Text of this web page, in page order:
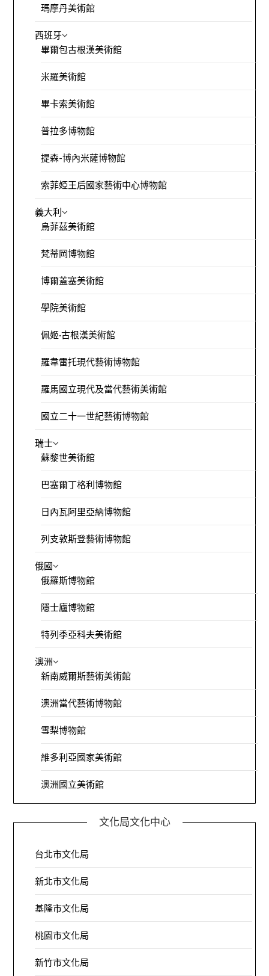
瑪摩丹美術館
西班牙
畢爾包古根漢美術館
米羅美術館
畢卡索美術館
普拉多博物館
提森-博內米薩博物館
索菲婭王后國家藝術中心博物館
義大利
烏菲茲美術館
梵蒂岡博物館
博爾蓋塞美術館
學院美術館
佩姬·古根漢美術館
羅韋雷托現代藝術博物館
羅馬國立現代及當代藝術美術館
國立二十一世紀藝術博物館
瑞士
蘇黎世美術館
巴塞爾丁格利博物館
日內瓦阿里亞納博物館
列支敦斯登藝術博物館
俄國
俄羅斯博物館
隱士廬博物館
特列季亞科夫美術館
澳洲
新南威爾斯藝術美術館
澳洲當代藝術博物館
雪梨博物館
維多利亞國家美術館
澳洲國立美術館
文化局文化中心
台北市文化局
新北市文化局
基隆市文化局
桃園市文化局
新竹市文化局